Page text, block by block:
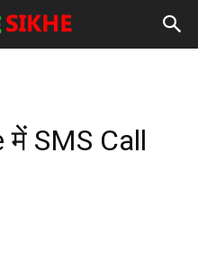
SMS Call